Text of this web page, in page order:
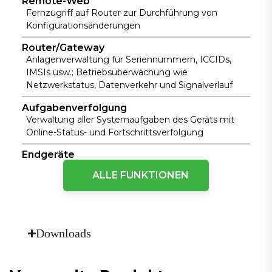
Fernzugriff auf Router zur Durchführung von
Konfigurationsänderungen
Router/Gateway
Anlagenverwaltung für Seriennummern, ICCIDs,
IMSIs usw.; Betriebsüberwachung wie
Netzwerkstatus, Datenverkehr und Signalverlauf
Aufgabenverfolgung
Verwaltung aller Systemaufgaben des Geräts mit
Online-Status- und Fortschrittsverfolgung
Endgeräte
SPS/HMI und anderen Endgeräten mit
Fernzugriffsunterstützung
Netzwerkmanagement
ALLE FUNKTIONEN
Downloads